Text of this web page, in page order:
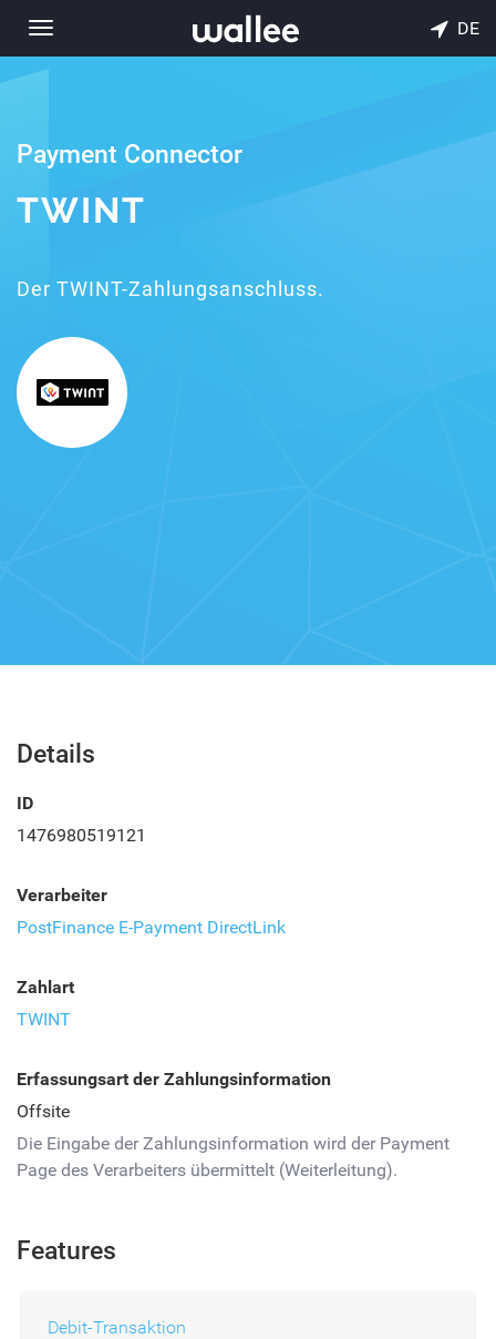
Toggle
navigation
DE
Payment Connector
TWINT
Der TWINT-Zahlungsanschluss.
Details
ID
1476980519121
Verarbeiter
PostFinance E-Payment DirectLink
Zahlart
TWINT
Erfassungsart der Zahlungsinformation
Offsite
Die Eingabe der Zahlungsinformation wird der Payment
Page des Verarbeiters übermittelt (Weiterleitung).
Features
Debit-Transaktion